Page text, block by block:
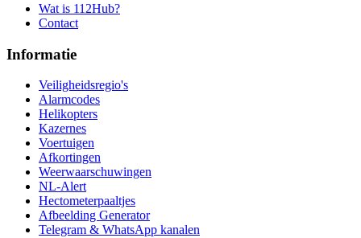
Wat is 112Hub?
Contact
Informatie
Veiligheidsregio's
Alarmcodes
Helikopters
Kazernes
Voertuigen
Afkortingen
Weerwaarschuwingen
NL-Alert
Hectometerpaaltjes
Afbeelding Generator
Telegram & WhatsApp kanalen